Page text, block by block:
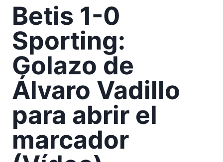
Betis 1-0
Sporting:
Golazo de
Álvaro Vadillo
para abrir el
marcador